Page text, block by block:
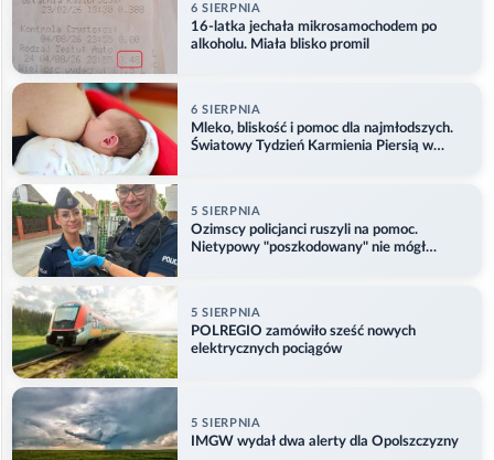
6 SIERPNIA
16-latka jechała mikrosamochodem po
alkoholu. Miała blisko promil
6 SIERPNIA
Mleko, bliskość i pomoc dla najmłodszych.
Światowy Tydzień Karmienia Piersią w
5 SIERPNIA
Ozimscy policjanci ruszyli na pomoc.
Nietypowy "poszkodowany" nie mógł
5 SIERPNIA
POLREGIO zamówiło sześć nowych
elektrycznych pociągów
5 SIERPNIA
IMGW wydał dwa alerty dla Opolszczyzny